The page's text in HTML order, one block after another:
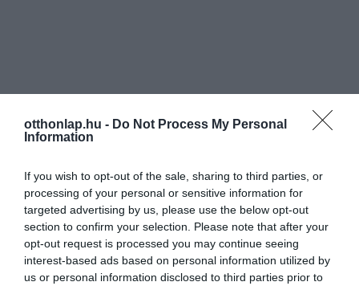
otthonlap.hu - Do Not Process My Personal
Information
If you wish to opt-out of the sale, sharing to third parties, or
processing of your personal or sensitive information for
targeted advertising by us, please use the below opt-out
section to confirm your selection. Please note that after your
opt-out request is processed you may continue seeing
interest-based ads based on personal information utilized by
us or personal information disclosed to third parties prior to